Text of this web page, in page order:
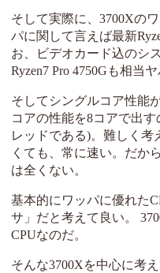
そして実際に、3700Xの
パに関して言えば最新
お、ビデオカード込のシ
Ryzen7 Pro 4750Gも相当ヤ
そしてシングルコア性能
コアの性能を8コアで出す
レッドである)。難しく考
くても、常に速い。だか
は全くない。
基本的にワッパに優れた
サ」だと考えて良い。
CPUなのだ。
そんな3700Xを中心に考